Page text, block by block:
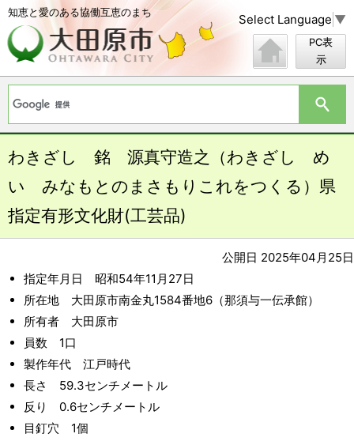
知恵と愛のある協働互恵のまち Select Language ▼
PC表
示
わきざし 銘 源真守造之（わきざし め
い みなもとのまさもりこれをつくる）県
指定有形文化財(工芸品)
公開日 2025年04月25日
指定年月日 昭和54年11月27日
所在地 大田原市南金丸1584番地6（那須与一伝承館）
所有者 大田原市
員数 1口
製作年代 江戸時代
長さ 59.3センチメートル
反り 0.6センチメートル
目釘穴 1個